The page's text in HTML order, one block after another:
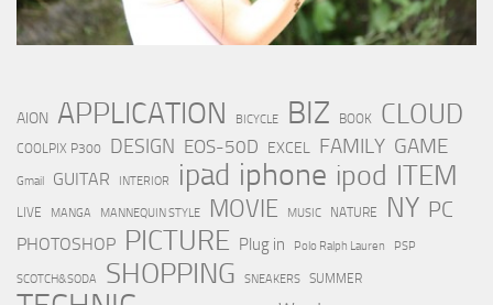
AION APPLICATION BICYCLE BIZ BOOK CLOUD
COOLPIX P300 DESIGN EOS-50D EXCEL FAMILY GAME
Gmail GUITAR INTERIOR ipad iphone ipod ITEM
LIVE MANGA MANNEQUIN STYLE MOVIE MUSIC NATURE NY PC
PHOTOSHOP PICTURE Plug in Polo Ralph Lauren PSP
SCOTCH&SODA SHOPPING SNEAKERS SUMMER